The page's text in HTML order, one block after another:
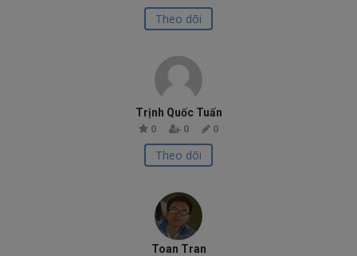
Theo dõi
Trịnh Quốc Tuấn
0 0 0
Theo dõi
Toan Tran